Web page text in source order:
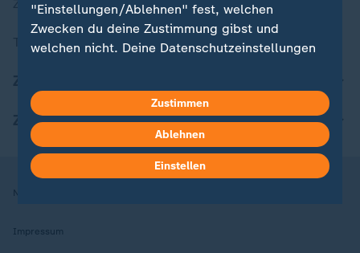
ZDFheute Stories
Themen im Überblick
ZDFheute Apps
Nutzungsbedingungen
Impressum
"Einstellungen/Ablehnen" fest, welchen
Zwecken du deine Zustimmung gibst und
welchen nicht. Deine Datenschutzeinstellungen
Hier findest du das Impressum.
Weitere Informationen findest du in unserer
Datenschutzerklärung.
Zustimmen
Ablehnen
Einstellen